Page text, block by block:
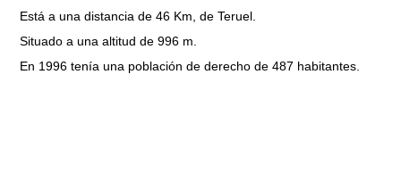
Está a una distancia de 46 Km, de Teruel.
Situado a una altitud de 996 m.
En 1996 tenía una población de derecho de 487 habitantes.